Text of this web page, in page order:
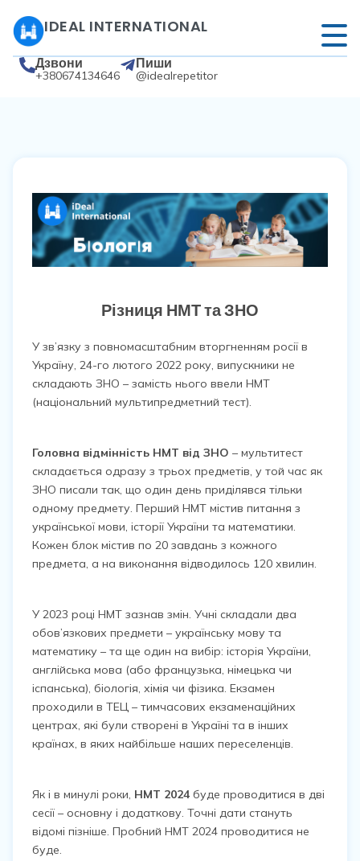
IDEAL INTERNATIONAL
Дзвони
+380674134646
Пиши
@idealrepetitor
Різниця НМТ та ЗНО
У зв’язку з повномасштабним вторгненням росії в
Україну, 24-го лютого 2022 року, випускники не
складають ЗНО – замість нього ввели НМТ
(національний мультипредметний тест).
Головна відмінність НМТ від ЗНО – мультитест
складається одразу з трьох предметів, у той час як
ЗНО писали так, що один день приділявся тільки
одному предмету. Перший НМТ містив питання з
української мови, історії України та математики.
Кожен блок містив по 20 завдань з кожного
предмета, а на виконання відводилось 120 хвилин.
У 2023 році НМТ зазнав змін. Учні складали два
обов’язкових предмети – українську мову та
математику – та ще один на вибір: історія України,
англійська мова (або французька, німецька чи
іспанська), біологія, хімія чи фізика. Екзамен
проходили в ТЕЦ – тимчасових екзаменаційних
центрах, які були створені в Україні та в інших
країнах, в яких найбільше наших переселенців.
Як і в минулі роки, НМТ 2024 буде проводитися в дві
сесії – основну і додаткову. Точні дати стануть
відомі пізніше. Пробний НМТ 2024 проводитися не
буде.